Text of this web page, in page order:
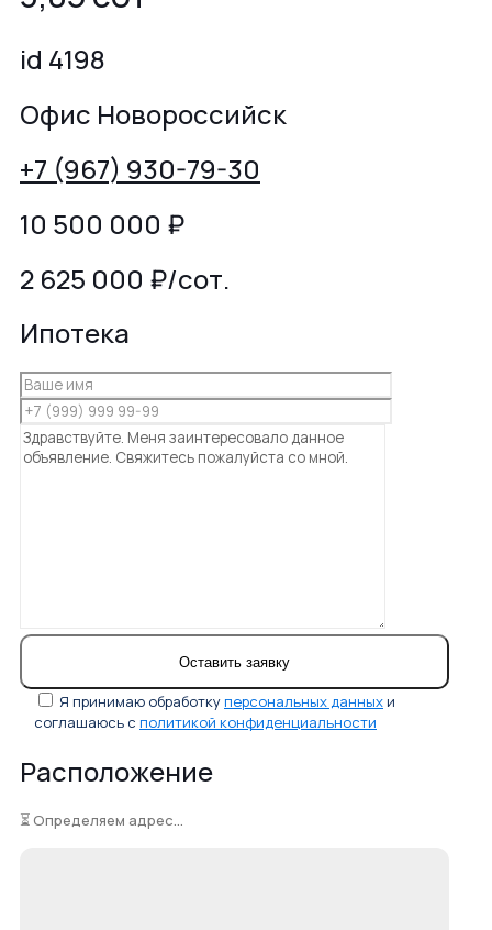
id 4198
Офис Новороссийск
+7 (967) 930-79-30
10 500 000 ₽
2 625 000 ₽/сот.
Ипотека
Я принимаю обработкуперсональных данных и
соглашаюсь с политикой конфиденциальности
Расположение
⏳ Определяем адрес...